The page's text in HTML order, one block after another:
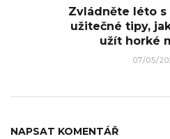
Zvládněte léto
užitečné tipy,
užít horké
07/05/
NAPSAT KOMENTÁŘ